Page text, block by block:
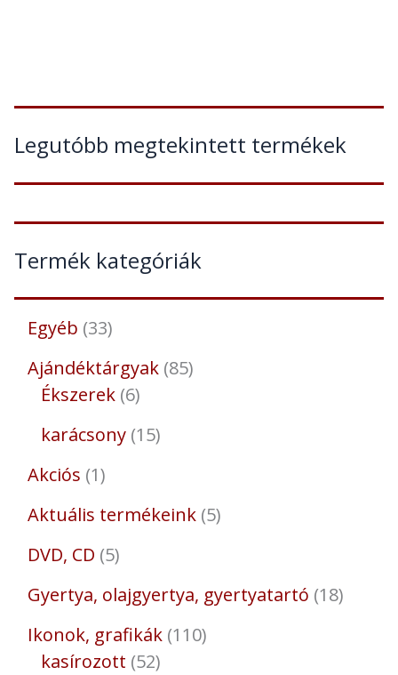
Legutóbb megtekintett termékek
Termék kategóriák
Egyéb 33
Ajándéktárgyak 85
Ékszerek 6
karácsony 15
Akciós 1
Aktuális termékeink 5
DVD, CD 5
Gyertya, olajgyertya, gyertyatartó 18
Ikonok, grafikák 110
kasírozott 52